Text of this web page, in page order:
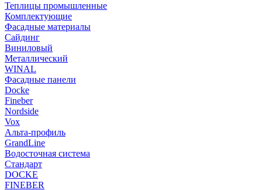
Теплицы промышленные
Комплектующие
Фасадные материалы
Сайдинг
Виниловый
Металлический
WINAL
Фасадные панели
Docke
Fineber
Nordside
Vox
Альта-профиль
GrandLine
Водосточная система
Стандарт
DOCKE
FINEBER